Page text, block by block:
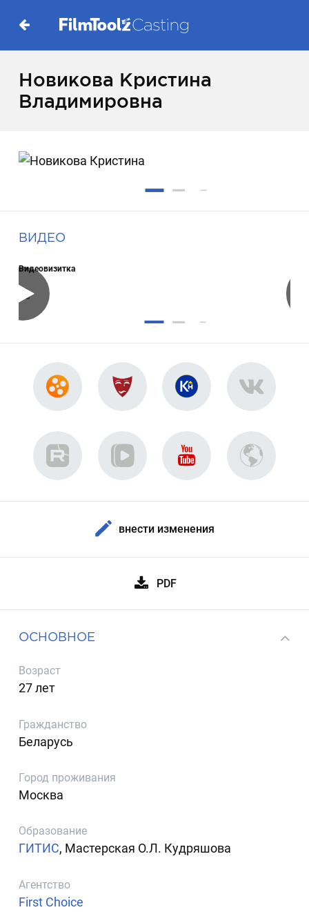
Новикова Кристина
Владимировна
ВИДЕО
Видеовизитка
внести изменения
PDF
ОСНОВНОЕ
Возраст
27 лет
Гражданство
Беларусь
Город проживания
Москва
Образование
ГИТИС, Мастерская О.Л. Кудряшова
Агентство
First Choice